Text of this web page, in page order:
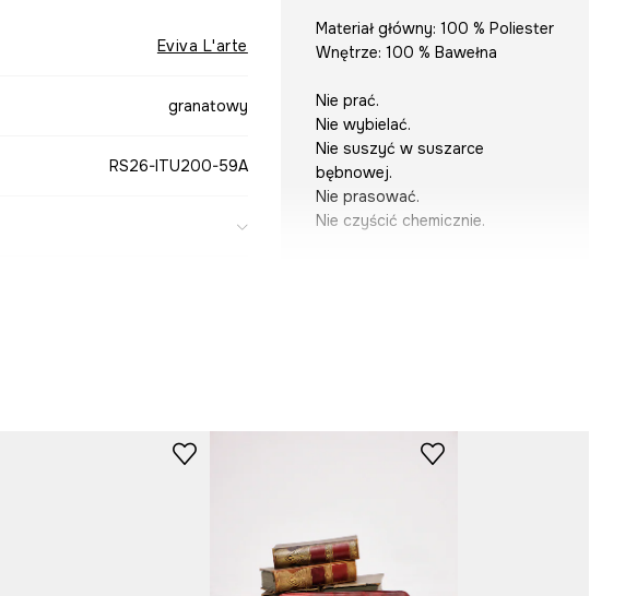
Eviva L'arte
granatowy
RS26-ITU200-59A
Materiał główny: 100 % Poliester
Wnętrze: 100 % Bawełna
Nie prać.
Nie wybielać.
Nie suszyć w suszarce
bębnowej.
Nie prasować.
Nie czyścić chemicznie.